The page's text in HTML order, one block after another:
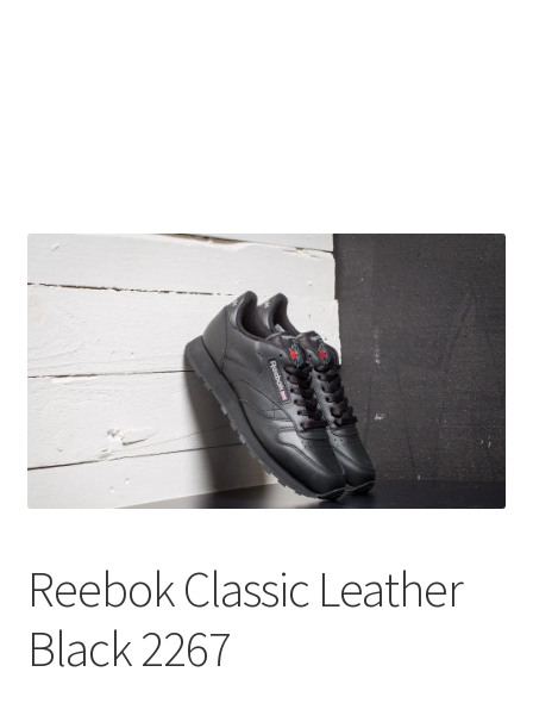
Reebok Classic Leather
Black 2267